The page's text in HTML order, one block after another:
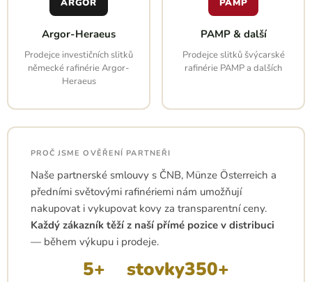
Argor-Heraeus
Prodejce investičních slitků
německé rafinérie Argor-
Heraeus
PAMP & další
Prodejce slitků švýcarské
rafinérie PAMP a dalších
PROČ JSME OVĚŘENÍ PARTNEŘI
Naše partnerské smlouvy s ČNB, Münze Österreich a
předními světovými rafinériemi nám umožňují
nakupovat i vykupovat kovy za transparentní ceny.
Každý zákazník těží z naší přímé pozice v distribuci
— během výkupu i prodeje.
5+ stovky350+